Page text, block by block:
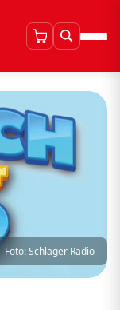
Foto: Schlager Radio